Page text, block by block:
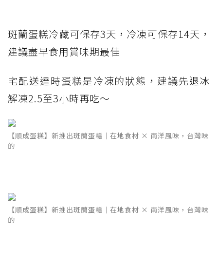
斑蘭蛋糕冷藏可保存3天，冷凍可保存14天，
建議盡早食用賞味期最佳
宅配送達時蛋糕是冷凍的狀態，建議先退冰
解凍2.5至3小時再吃～
【順成蛋糕】新推出斑蘭蛋糕｜在地食材 × 南洋風味，台灣味
的
【順成蛋糕】新推出斑蘭蛋糕｜在地食材 × 南洋風味，台灣味
的